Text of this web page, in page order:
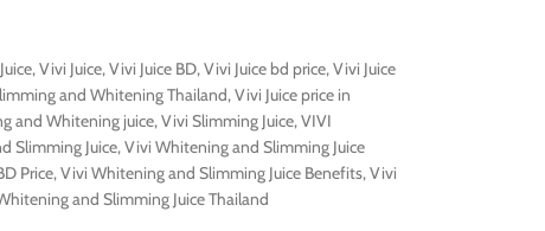
, Vivi Juice, Vivi Juice BD, Vivi Juice bd price, Vivi Juice
and Whitening Thailand, Vivi Juice price in
and Whitening juice, Vivi Slimming Juice, VIVI
Slimming Juice, Vivi Whitening and Slimming Juice
Price, Vivi Whitening and Slimming Juice Benefits, Vivi
and Slimming Juice Thailand